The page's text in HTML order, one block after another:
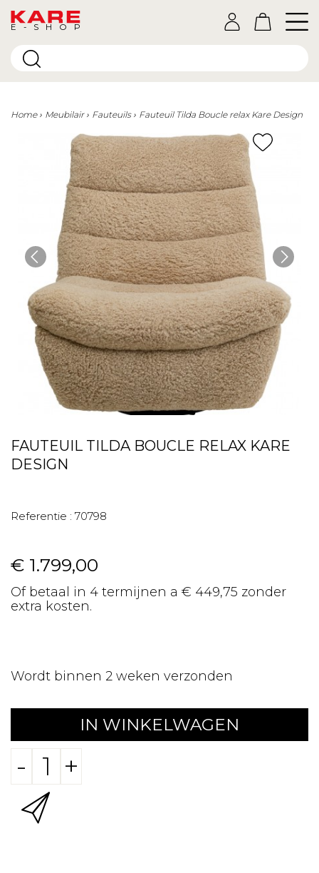
E-SHOP
Home Meubilair Fauteuils Fauteuil Tilda Boucle relax Kare Design
FAUTEUIL TILDA BOUCLE RELAX KARE
DESIGN
Referentie : 70798
€ 1.799,00
Of betaal in 4 termijnen a € 449,75 zonder
extra kosten.
Wordt binnen 2 weken verzonden
IN WINKELWAGEN
- +